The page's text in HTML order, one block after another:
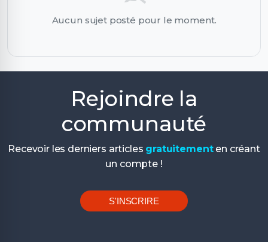
Aucun sujet posté pour le moment.
Rejoindre la
communauté
Recevoir les derniers articles gratuitementen créant
un compte !
S'INSCRIRE